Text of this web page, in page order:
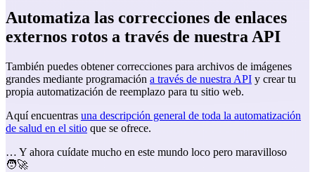
Automatiza las correcciones de enlaces
externos rotos a través de nuestra API
También puedes obtener correcciones para archivos de imágenes
grandes mediante programación a través de nuestra API y crear tu
propia automatización de reemplazo para tu sitio web.
Aquí encuentras una descripción general de toda la automatización
de salud en el sitio que se ofrece.
… Y ahora cuídate mucho en este mundo loco pero maravilloso
🧑‍🚀